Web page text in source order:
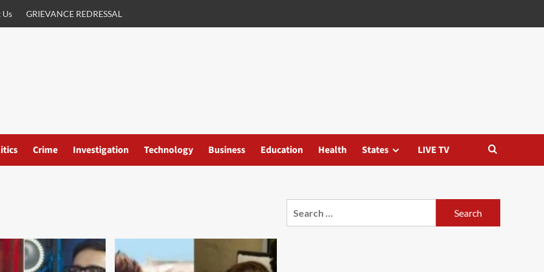
Us GRIEVANCE REDRESSAL
Crime Investigation Technology Business Education Health States LIVE TV